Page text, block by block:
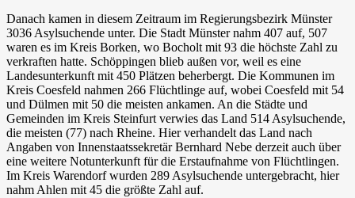
Danach kamen in diesem Zeitraum im Regierungsbezirk Münster
3036 Asylsuchende unter. Die Stadt Münster nahm 407 auf, 507
waren es im Kreis Borken, wo Bocholt mit 93 die höchste Zahl zu
verkraften hatte. Schöppingen blieb außen vor, weil es eine
Landesunterkunft mit 450 Plätzen beherbergt. Die Kommunen im
Kreis Coesfeld nahmen 266 Flüchtlinge auf, wobei Coesfeld mit 54
und Dülmen mit 50 die meisten ankamen. An die Städte und
Gemeinden im Kreis Steinfurt verwies das Land 514 Asylsuchende,
die meisten (77) nach Rheine. Hier verhandelt das Land nach
Angaben von Innenstaatssekretär Bernhard Nebe derzeit auch über
eine weitere Notunterkunft für die Erstaufnahme von Flüchtlingen.
Im Kreis Warendorf wurden 289 Asylsuchende untergebracht, hier
nahm Ahlen mit 45 die größte Zahl auf.